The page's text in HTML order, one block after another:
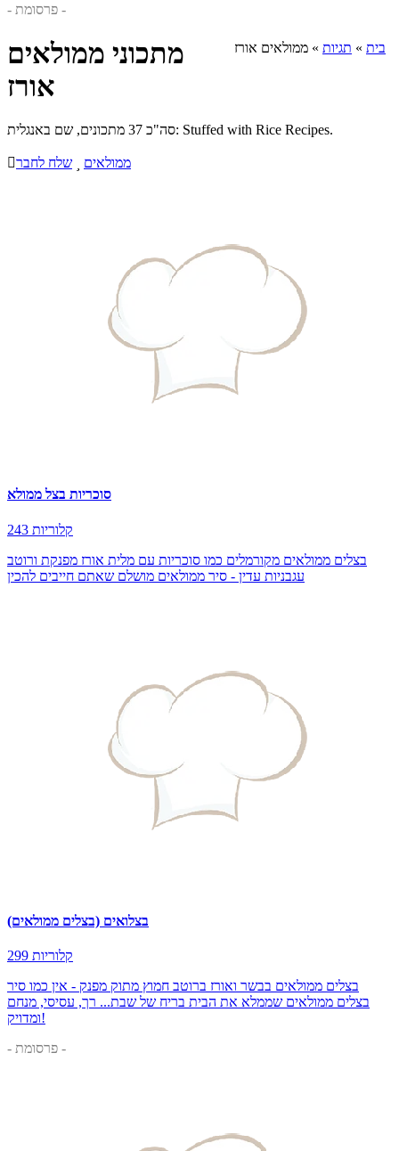
- פרסומת -
בית » תגיות » ממולאים אורז
מתכוני ממולאים
אורז
סה"כ 37 מתכונים, שם באנגלית: Stuffed with Rice Recipes.
שלח לחבר ממולאים
סוכריות בצל ממולא
243 קלוריות
בצלים ממולאים מקורמלים כמו סוכריות עם מלית אורז מפנקת ורוטב
עגבניות עדין - סיר ממולאים מושלם שאתם חייבים להכין
בצלואים (בצלים ממולאים)
299 קלוריות
בצלים ממולאים בבשר ואורז ברוטב חמוץ מתוק מפנק - אין כמו סיר
בצלים ממולאים שממלא את הבית בריח של שבת... רך, עסיסי, מנחם
ומדויק!
- פרסומת -